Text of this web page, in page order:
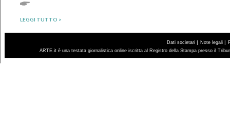
LEGGI TUTTO >
Dati societari | Note legali |
ARTE.it è una testata giornalistica online iscritta al Registro della Stampa presso il